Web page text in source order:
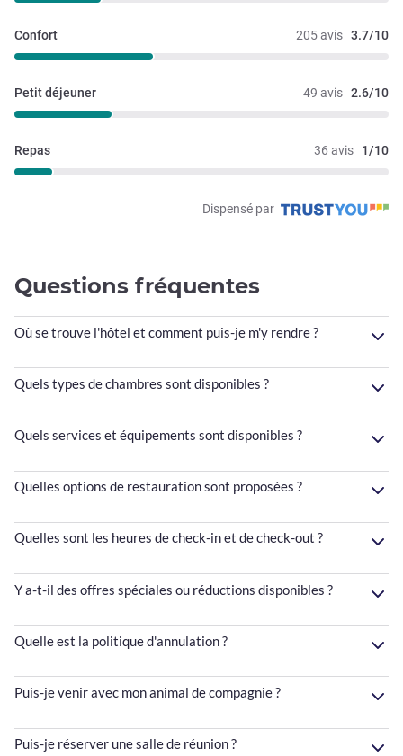
205 avis 3.7/10
Confort
49 avis 2.6/10
Petit déjeuner
36 avis 1/10
Repas
Dispensé par
Questions fréquentes
Où se trouve l'hôtel et comment puis-je m'y rendre ?
Quels types de chambres sont disponibles ?
Quels services et équipements sont disponibles ?
Quelles options de restauration sont proposées ?
Quelles sont les heures de check-in et de check-out ?
Y a-t-il des offres spéciales ou réductions disponibles ?
Quelle est la politique d'annulation ?
Puis-je venir avec mon animal de compagnie ?
Puis-je réserver une salle de réunion ?